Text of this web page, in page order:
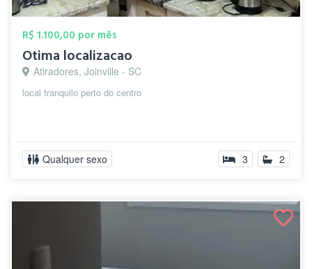
R$ 1.100,00 por mês
Otima localizacao
Atiradores, Joinville - SC
local tranquilo perto do centro
Qualquer sexo 3 2